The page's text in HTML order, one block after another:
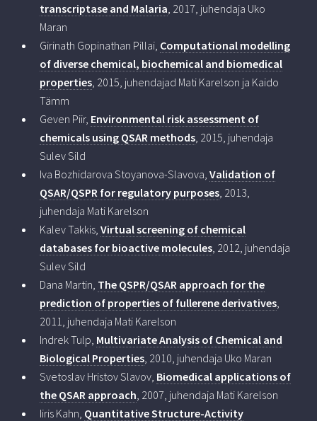
transcriptase and Malaria , 2017, juhendaja Uko
Maran
Girinath Gopinathan Pillai, Computational modelling
of diverse chemical, biochemical and biomedical
properties , 2015, juhendajad Mati Karelson ja Kaido
Tämm
Geven Piir, Environmental risk assessment of
chemicals using QSAR methods , 2015, juhendaja
Sulev Sild
Iva Bozhidarova Stoyanova-Slavova, Validation of
QSAR/QSPR for regulatory purposes , 2013,
juhendaja Mati Karelson
Kalev Takkis, Virtual screening of chemical
databases for bioactive molecules , 2012, juhendaja
Sulev Sild
Dana Martin, The QSPR/QSAR approach for the
prediction of properties of fullerene derivatives
2011, juhendaja Mati Karelson
Indrek Tulp, Multivariate Analysis of Chemical and
Biological Properties , 2010, juhendaja Uko Maran
Svetoslav Hristov Slavov, Biomedical applications of
the QSAR approach , 2007, juhendaja Mati Karelson
Iiris Kahn, Quantitative Structure-Activity